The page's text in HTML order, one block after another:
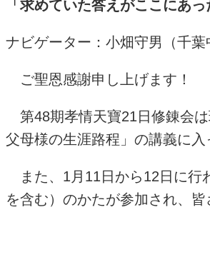
「求めていた答えがここにあっ
ナビゲーター：小畑守男（千葉
ご聖恩感謝申し上げます！
第48期孝情天寶21 日修錬会は
父母様の生涯路程」の講義に入
また、 1 月 11 日から12 日に行
を含む）のかたが参加され、